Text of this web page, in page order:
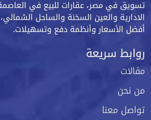
تسويق في مصر، عقارات للبيع في
الادارية والعين السخنة والساحل الشمالي،
أفضل الأسعار وأنظمة دفع وتسهيلات.
روابط سريعة
مقالات
من نحن
تواصل معنا